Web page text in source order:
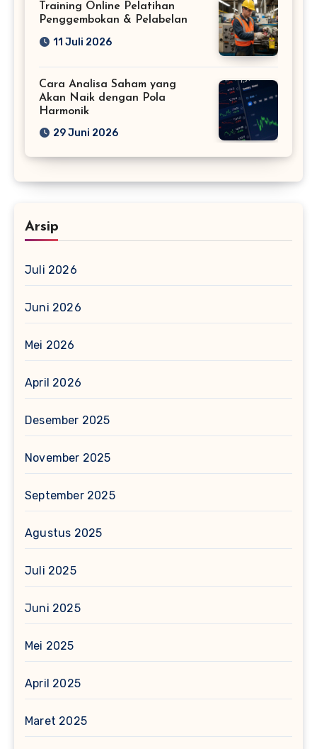
Training Online Pelatihan
Penggembokan & Pelabelan
11 Juli 2026
Cara Analisa Saham yang
Akan Naik dengan Pola
Harmonik
29 Juni 2026
Arsip
Juli 2026
Juni 2026
Mei 2026
April 2026
Desember 2025
November 2025
September 2025
Agustus 2025
Juli 2025
Juni 2025
Mei 2025
April 2025
Maret 2025